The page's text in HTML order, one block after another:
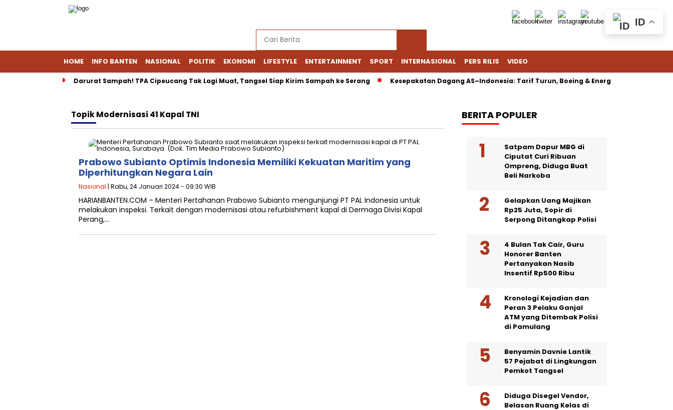
HOME INFO BANTEN NASIONAL POLITIK EKONOMI LIFESTYLE ENTERTAINMENT SPORT INTERNASIONAL PERS RILIS VIDEO
Darurat Sampah! TPA Cipeucang Tak Lagi Muat, Tangsel Siap Kirim Sampah ke Serang Kesepakatan Dagang AS–Indonesia: Tarif Turun, Boeing & Energi Jadi Sorotan
TopikModernisasi 41 Kapal TNI
Prabowo Subianto Optimis Indonesia Memiliki Kekuatan Maritim yang
Diperhitungkan Negara Lain
Nasional | Rabu, 24 Januari 2024 - 09:30 WIB
HARIANBANTEN.COM – Menteri Pertahanan Prabowo Subianto mengunjungi PT PAL Indonesia untuk
melakukan inspeksi. Terkait dengan modernisasi atau refurbishment kapal di Dermaga Divisi Kapal
Perang,…
BERITA POPULER
Satpam Dapur MBG di
Ciputat Curi Ribuan
Ompreng, Diduga Buat
Beli Narkoba
Gelapkan Uang Majikan
Rp25 Juta, Sopir di
Serpong Ditangkap Polisi
4 Bulan Tak Cair, Guru
Honorer Banten
Pertanyakan Nasib
Insentif Rp500 Ribu
Kronologi Kejadian dan
Peran 3 Pelaku Ganjal
ATM yang Ditembak Polisi
di Pamulang
Benyamin Davnie Lantik
57 Pejabat di Lingkungan
Pemkot Tangsel
Diduga Disegel Vendor,
Belasan Ruang Kelas di
ID